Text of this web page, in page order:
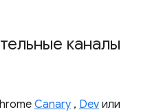
каналы
Canary , Dev или